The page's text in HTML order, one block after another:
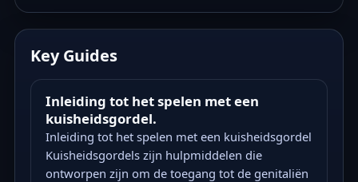
Key Guides
Inleiding tot het spelen met een
kuisheidsgordel.
Inleiding tot het spelen met een kuisheidsgordel
Kuisheidsgordels zijn hulpmiddelen die
ontworpen zijn om de toegang tot de genitaliën